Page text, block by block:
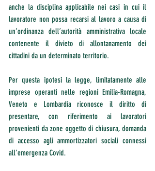
anche la disciplina applicabile nei casi in cui il
lavoratore non possa recarsi al lavoro a causa di
un’ordinanza dell’autorità amministrativa locale
contenente il divieto di allontanamento dei
cittadini da un determinato territorio.
Per questa ipotesi la legge, limitatamente alle
imprese operanti nelle regioni Emilia-Romagna,
Veneto e Lombardia riconosce il diritto di
presentare, con riferimento ai lavoratori
provenienti da zone oggetto di chiusura, domanda
di accesso agli ammortizzatori sociali connessi
all’emergenza Covid.